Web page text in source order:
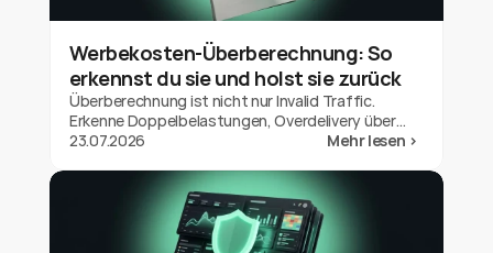
Werbekosten-Überberechnung: So
erkennst du sie und holst sie zurück
Überberechnung ist nicht nur Invalid Traffic.
Erkenne Doppelbelastungen, Overdelivery über
dein Budget und Out-of-Geo-Auslieferung bei
23.07.2026 Mehr lesen >